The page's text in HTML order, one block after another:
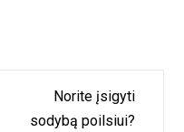
Norite įsigyti
sodybą poilsiui?